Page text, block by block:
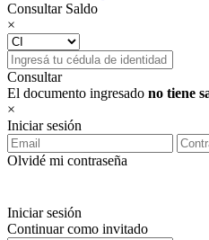
Consultar Saldo
×
Consultar
El documento ingresado no tiene
×
Iniciar sesión
Olvidé mi contraseña
Iniciar sesión
Continuar como invitado